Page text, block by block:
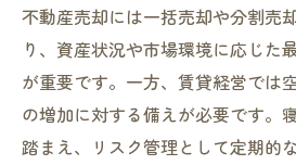
不動産売却には一括売却や分割売
り、資産状況や市場環境に応じた
が重要です。一方、賃貸経営では
の増加に対する備えが必要です。
踏まえ、リスク管理として定期的